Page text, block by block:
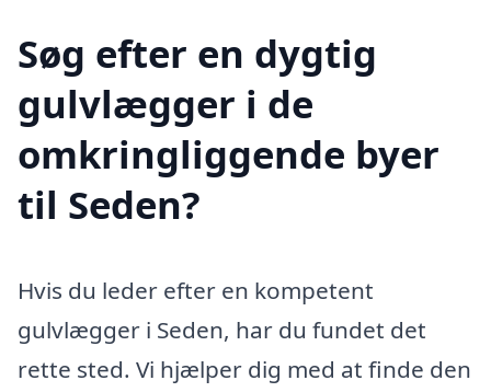
Søg efter en dygtig
gulvlægger i de
omkringliggende byer
til Seden?
Hvis du leder efter en kompetent
gulvlægger i Seden, har du fundet det
rette sted. Vi hjælper dig med at finde den